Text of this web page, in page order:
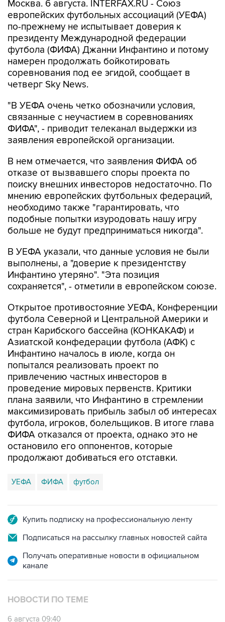
Москва. 6 августа. INTERFAX.RU - Союз
европейских футбольных ассоциаций (УЕФА)
по-прежнему не испытывает доверия к
президенту Международной федерации
футбола (ФИФА) Джанни Инфантино и потому
намерен продолжать бойкотировать
соревнования под ее эгидой, сообщает в
четверг Sky News.
"В УЕФА очень четко обозначили условия,
связанные с неучастием в соревнованиях
ФИФА", - приводит телеканал выдержки из
заявления европейской организации.
В нем отмечается, что заявления ФИФА об
отказе от вызвавшего споры проекта по
поиску внешних инвесторов недостаточно. По
мнению европейских футбольных федераций,
необходимо также "гарантировать, что
подобные попытки изуродовать нашу игру
больше не будут предприниматься никогда".
В УЕФА указали, что данные условия не были
выполнены, а "доверие к президентству
Инфантино утеряно". "Эта позиция
сохраняется", - отметили в европейском союзе.
Открытое противостояние УЕФА, Конференции
футбола Северной и Центральной Америки и
стран Карибского бассейна (КОНКАКАФ) и
Азиатской конфедерации футбола (АФК) с
Инфантино началось в июле, когда он
попытался реализовать проект по
привлечению частных инвесторов в
проведение мировых первенств. Критики
плана заявили, что Инфантино в стремлении
максимизировать прибыль забыл об интересах
футбола, игроков, болельщиков. В итоге глава
ФИФА отказался от проекта, однако это не
остановило его оппонентов, которые
продолжают добиваться его отставки.
УЕФА ФИФА футбол
Купить подписку на профессиональную ленту
Подписаться на рассылку главных новостей сайта
Получать оперативные новости в официальном
канале
НОВОСТИ ПО ТЕМЕ
6 августа 09:40